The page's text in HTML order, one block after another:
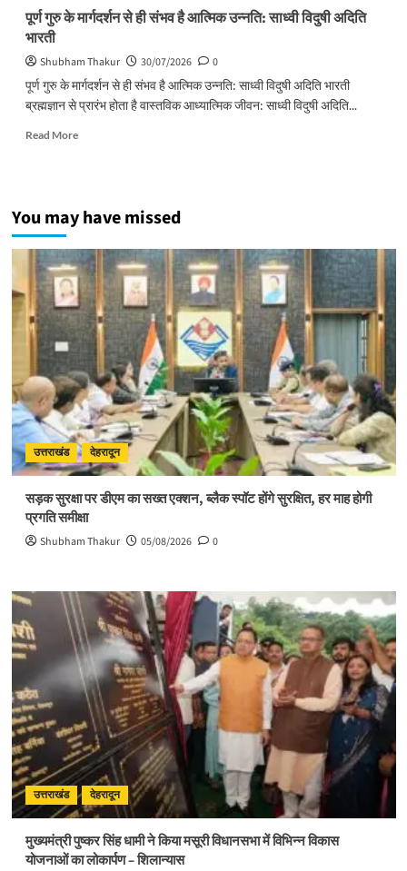
पूर्ण गुरु के मार्गदर्शन से ही संभव है आत्मिक उन्नति: साध्वी विदुषी अदिति
भारती
Shubham Thakur 30/07/2026
0
पूर्ण गुरु के मार्गदर्शन से ही संभव है आत्मिक उन्नति: साध्वी विदुषी अदिति भारती
ब्रह्मज्ञान से प्रारंभ होता है वास्तविक आध्यात्मिक जीवन: साध्वी विदुषी अदिति...
Read MoreRead
के
से
ही
है
आत्मिक
उन्नति:
साध्वी
विदुषी
अदिति
भारती
You may have missed
उत्तराखंड देहरादून
सड़क सुरक्षा पर डीएम का सख्त एक्शन, ब्लैक स्पॉट होंगे सुरक्षित, हर माह होगी
प्रगति समीक्षा
Shubham Thakur 05/08/2026 0
उत्तराखंड देहरादून
मुख्यमंत्री पुष्कर सिंह धामी ने किया मसूरी विधानसभा में विभिन्न विकास
योजनाओं का लोकार्पण – शिलान्यास